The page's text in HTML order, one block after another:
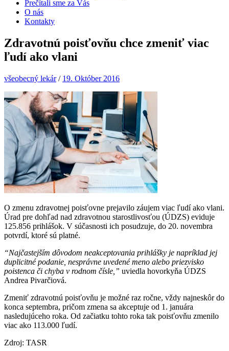
Prečítali sme za Vás
O nás
Kontakty
Zdravotnú poisťovňu chce zmeniť viac
ľudí ako vlani
všeobecný lekár/ 19. Október 2016
O zmenu zdravotnej poisťovne prejavilo záujem viac ľudí ako vlani.
Úrad pre dohľad nad zdravotnou starostlivosťou (ÚDZS) eviduje
125.856 prihlášok. V súčasnosti ich posudzuje, do 20. novembra
potvrdí, ktoré sú platné.
“Najčastejším dôvodom neakceptovania prihlášky je napríklad jej
duplicitné podanie, nesprávne uvedené meno alebo priezvisko
poistenca či chyba v rodnom čísle,” uviedla hovorkyňa ÚDZS
Andrea Pivarčiová.
Zmeniť zdravotnú poisťovňu je možné raz ročne, vždy najneskôr do
konca septembra, pričom zmena sa akceptuje od 1. januára
nasledujúceho roka. Od začiatku tohto roka tak poisťovňu zmenilo
viac ako 113.000 ľudí.
Zdroj: TASR